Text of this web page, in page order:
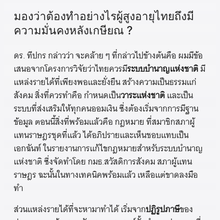
มองว่าต้องทำอย่างไรผู้สูงอายุไทยถึงมี
ความมั่นคงหลังเกษียณ ?
ดร. ทีปกร กล่าวว่า จะคล้าย ๆ ที่กล่าวไปข้างต้นคือ ผมมีข้อ
เสนอจากโครงการวิจัยว่าไทยควรมีระบบบำนาญแห่งชาติมี
แหล่งรายได้ที่เพียงพอและยั่งยืน สร้างความเป็นธรรมแก่
สังคม สิ่งที่ควรทำคือ กำหนดเป็นวาระแห่งชาติและเป็น
ระบบที่ส่งเสริมให้ทุกคนออมเงิน ซึ่งต้องเริ่มจากการมีฐาน
ข้อมูล ตอนนี้สิ่งที่พร้อมแล้วคือ กฎหมาย ที่สมาชิกสภาผู้
แทนราษฎรชุดที่แล้ว ได้อภิปรายและเห็นชอบแทบเป็น
เอกฉันท์ ในรายงานการแก้ไขกฎหมายสำหรับระบบบำนาญ
แห่งชาติ ซึ่งจัดทำโดย กมธ.สวัสดิการสังคม สภาผู้แทน
ราษฎร ฉะนั้นในทางเทคนิคพร้อมแล้ว เหลือแต่ขาดลงมือ
ทำ
ส่วนแหล่งรายได้ที่จะหามาทำได้ เริ่มจากปฏิรูปภาษีของ